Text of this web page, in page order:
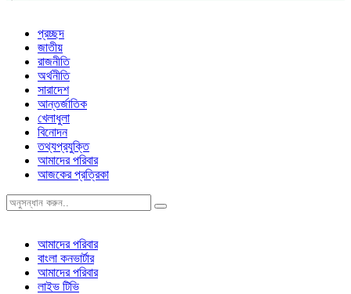
প্রচ্ছদ
জাতীয়
রাজনীতি
অর্থনীতি
সারাদেশ
আন্তর্জাতিক
খেলাধুলা
বিনোদন
তথ্যপ্রযুক্তি
আমাদের পরিবার
আজকের প্রত্রিকা
আমাদের পরিবার
বাংলা কনভার্টার
আমাদের পরিবার
লাইভ টিভি